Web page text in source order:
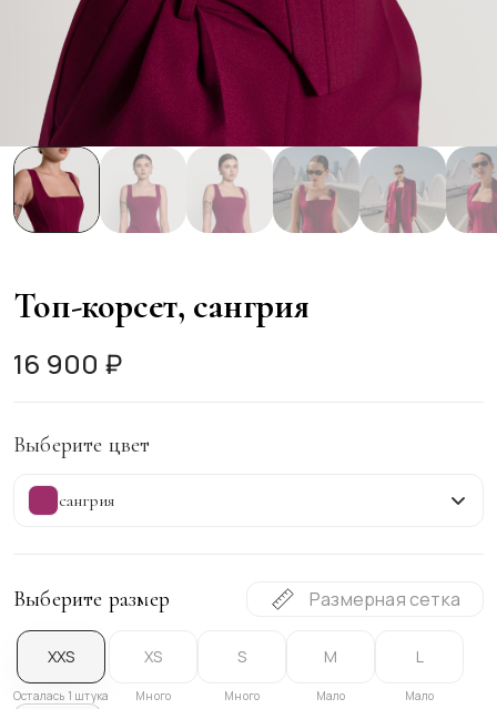
Топ-корсет, сангрия
16 900 ₽
Выберите цвет
сангрия
Выберите размер Размерная сетка
XXS
Осталась 1 штука
XS
Много
S
Много
M
Мало
L
Мало